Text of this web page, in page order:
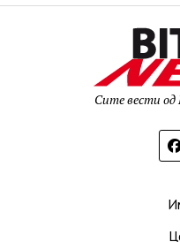
Сите вести од